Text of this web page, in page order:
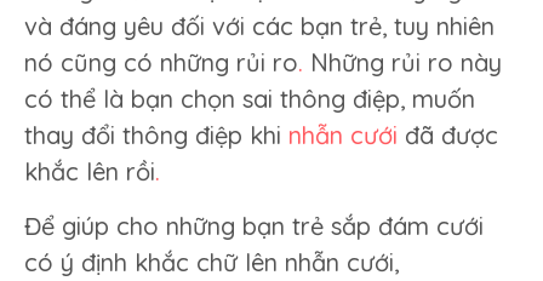
và đáng yêu đối với các bạn trẻ, tuy nhiên
nó cũng có những rủi ro. Những rủi ro này
có thể là bạn chọn sai thông điệp, muốn
thay đổi thông điệp khi nhẫn cưới đã được
khắc lên rồi.
Để giúp cho những bạn trẻ sắp đám cưới
có ý định khắc chữ lên nhẫn cưới,